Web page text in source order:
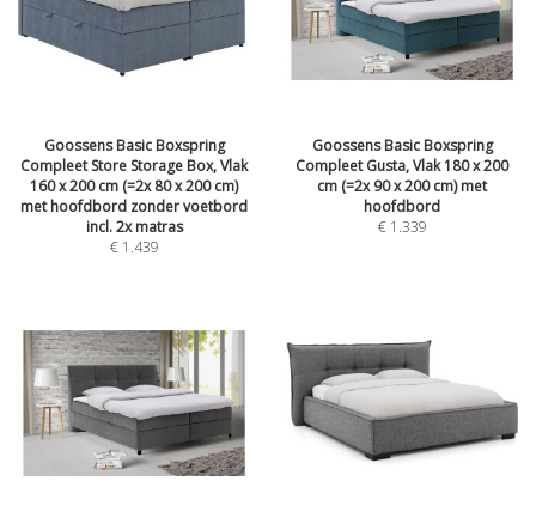
Goossens Basic Boxspring
Compleet Store Storage Box, Vlak
160 x 200 cm (=2x 80 x 200 cm)
met hoofdbord zonder voetbord
incl. 2x matras
€ 1.439
Goossens Basic Boxspring
Compleet Gusta, Vlak 180 x 200
cm (=2x 90 x 200 cm) met
hoofdbord
€ 1.339